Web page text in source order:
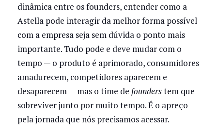
dinâmica entre os founders, entender como a
Astella pode interagir da melhor forma possível
com a empresa seja sem dúvida o ponto mais
importante. Tudo pode e deve mudar com o
tempo — o produto é aprimorado, consumidores
amadurecem, competidores aparecem e
desaparecem — mas o time de founderstem que
sobreviver junto por muito tempo. É o apreço
pela jornada que nós precisamos acessar.